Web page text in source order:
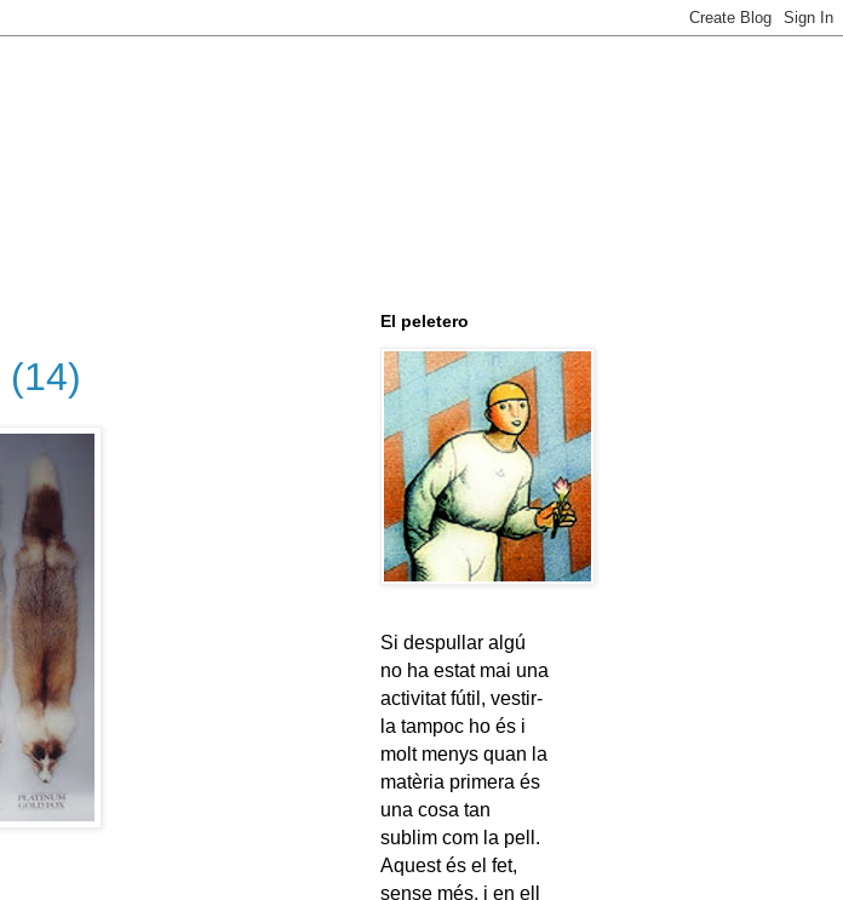
(14)
El peletero
Si despullar algú
no ha estat mai una
activitat fútil, vestir-
la tampoc ho és i
molt menys quan la
matèria primera és
una cosa tan
sublim com la pell.
Aquest és el fet,
sense més, i en ell